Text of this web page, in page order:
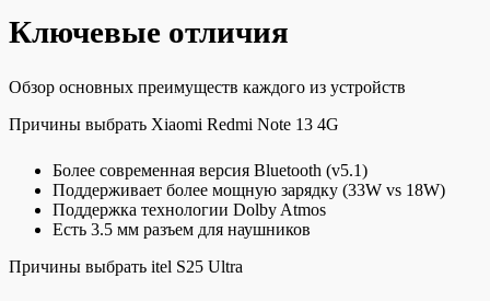
Ключевые отличия
Обзор основных преимуществ каждого из устройств
Причины выбрать Xiaomi Redmi Note 13 4G
Более современная версия Bluetooth (v5.1)
Поддерживает более мощную зарядку (33W vs 18W)
Поддержка технологии Dolby Atmos
Есть 3.5 мм разъем для наушников
Причины выбрать itel S25 Ultra